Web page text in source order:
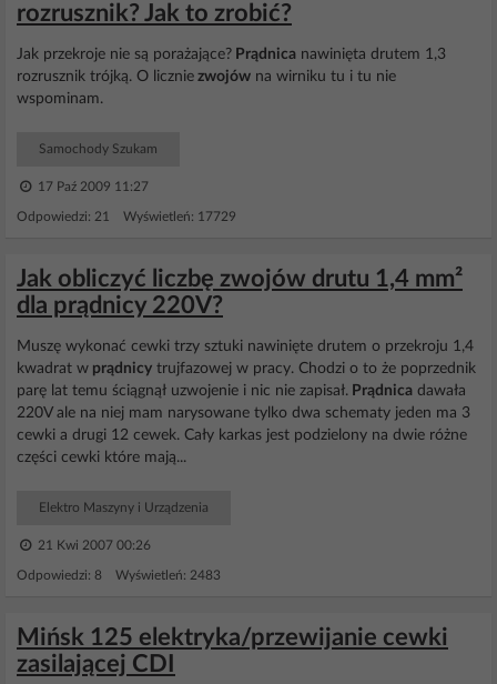
rozrusznik? Jak to zrobić?
Jak przekroje nie są porażające? Prądnica nawinięta drutem 1,3
rozrusznik trójką. O licznie zwojów na wirniku tu i tu nie
wspominam.
Samochody Szukam
17 Paź 2009 11:27
Odpowiedzi: 21 Wyświetleń: 17729
Jak obliczyć liczbę zwojów drutu 1,4 mm²
dla prądnicy 220V?
Muszę wykonać cewki trzy sztuki nawinięte drutem o przekroju 1,4
kwadrat w prądnicy trujfazowej w pracy. Chodzi o to że poprzednik
parę lat temu ściągnął uzwojenie i nic nie zapisał. Prądnica dawała
220V ale na niej mam narysowane tylko dwa schematy jeden ma 3
cewki a drugi 12 cewek. Cały karkas jest podzielony na dwie różne
części cewki które mają...
Elektro Maszyny i Urządzenia
21 Kwi 2007 00:26
Odpowiedzi: 8 Wyświetleń: 2483
Mińsk 125 elektryka/przewijanie cewki
zasilającej CDI